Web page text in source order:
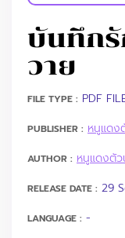
บันทึกรั
วาย
FILE TYPE : PDF
PUBLISHER : หนูแดง
AUTHOR : หนูแดงตั
RELEASE DATE : 29
LANGUAGE : -